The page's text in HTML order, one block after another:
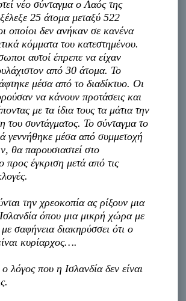
νέο σύνταγμα ο Λαός της
25 άτομα μεταξύ 522
οποίοι δεν ανήκαν σε κανένα
κόμματα του κατεστημένου.
αυτοί έπρεπε να είχαν
από 30 άτομα. Το
μέσα από το διαδίκτυο. Οι
να κάνουν προτάσεις και
με τα ίδια τους τα μάτια την
του συντάγματος. Το σύνταγμα το
γεννήθηκε μέσα από συμμετοχή
θα παρουσιαστεί στο
προς έγκριση μετά από τις
την χρεοκοπία ας ρίξουν μια
όπου μια μικρή χώρα με
σαφήνεια διακηρύσσει ότι ο
κυρίαρχος….
ο λόγος που η Ισλανδία δεν είναι